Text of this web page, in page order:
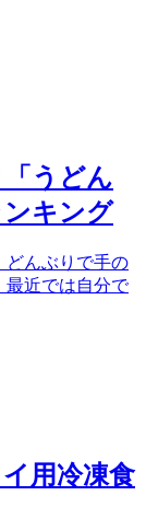
うどん
キング
どんぶりで手の
最近では自分で
用冷凍食